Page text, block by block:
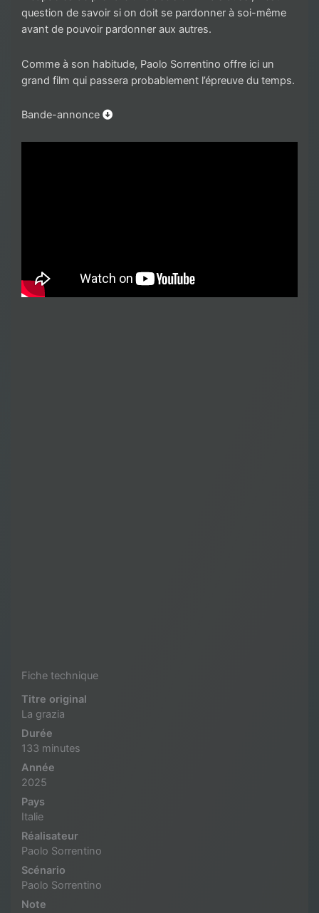
question de savoir si on doit se pardonner à soi-même
avant de pouvoir pardonner aux autres.
Comme à son habitude, Paolo Sorrentino offre ici un
grand film qui passera probablement l’épreuve du temps.
Bande-annonce
Fiche technique
Titre original
La grazia
Durée
133 minutes
Année
2025
Pays
Italie
Réalisateur
Paolo Sorrentino
Scénario
Paolo Sorrentino
Note